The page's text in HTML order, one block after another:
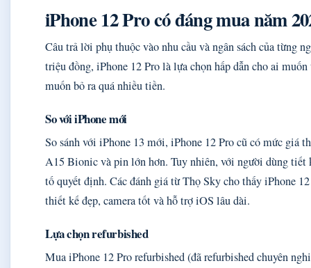
iPhone 12 Pro có đáng mua năm
Câu trả lời phụ thuộc vào nhu cầu và ngân sách của từng
triệu đồng, iPhone 12 Pro là lựa chọn hấp dẫn cho ai
muốn bỏ ra quá nhiều tiền.
So với iPhone mới
So sánh với iPhone 13 mới, iPhone 12 Pro cũ có mức giá
A15 Bionic và pin lớn hơn. Tuy nhiên, với người dùng tiết
tố quyết định. Các đánh giá từ Thọ Sky cho thấy iPhone
thiết kế đẹp, camera tốt và hỗ trợ iOS lâu dài.
Lựa chọn refurbished
Mua iPhone 12 Pro refurbished (đã refurbished chuyên